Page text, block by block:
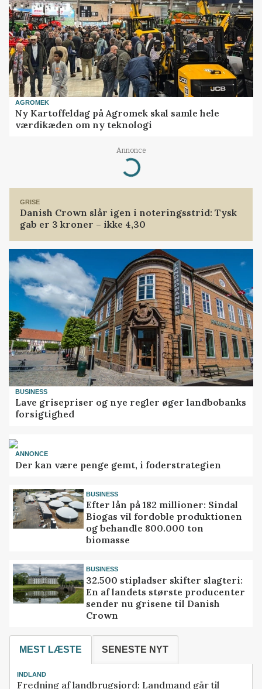
AGROMEK
Ny Kartoffeldag på Agromek skal samle hele
værdikæden om ny teknologi
Annonce
Loading...
GRISE
Danish Crown slår igen i noteringsstrid: Tysk
gab er 3 kroner – ikke 4,30
BUSINESS
Lave grisepriser og nye regler øger landbobanks
forsigtighed
ANNONCE
Der kan være penge gemt, i foderstrategien
BUSINESS
Efter lån på 182 millioner: Sindal
Biogas vil fordoble produktionen
og behandle 800.000 ton
biomasse
BUSINESS
32.500 stipladser skifter slagteri:
En af landets største producenter
sender nu grisene til Danish
Crown
MEST LÆSTE SENESTE NYT
INDLAND
Fredning af landbrugsjord: Landmand går til